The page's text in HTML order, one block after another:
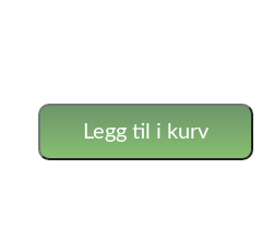
Legg til i kurv